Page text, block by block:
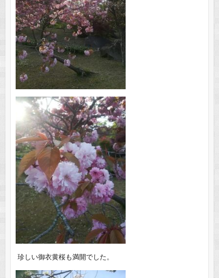
珍しい御衣黄桜も満開でした。